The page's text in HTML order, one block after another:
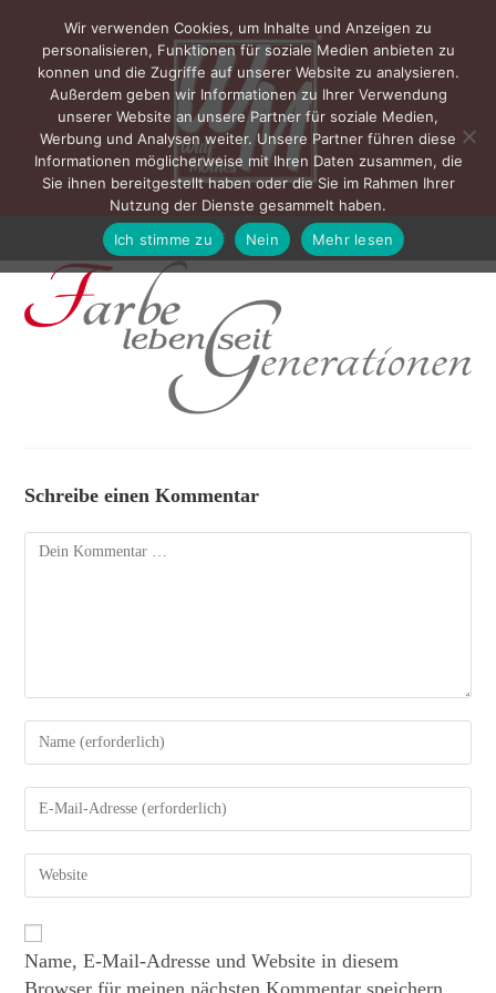
MENÜ
Schreibe einen Kommentar
Name, E-Mail-Adresse und Website in diesem
Browser für meinen nächsten Kommentar speichern.
Wir verwenden Cookies, um Inhalte und Anzeigen zu
personalisieren, Funktionen für soziale Medien anbieten zu
konnen und die Zugriffe auf unserer Website zu analysieren.
Außerdem geben wir Informationen zu Ihrer Verwendung
unserer Website an unsere Partner für soziale Medien,
Werbung und Analysen weiter. Unsere Partner führen diese
Informationen möglicherweise mit Ihren Daten zusammen, die
Sie ihnen bereitgestellt haben oder die Sie im Rahmen Ihrer
Nutzung der Dienste gesammelt haben.
Ich stimme zu
Nein Mehr lesen